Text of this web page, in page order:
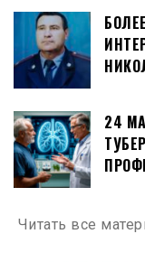
24
Читать все